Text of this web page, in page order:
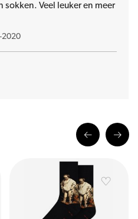
sokken. Veel leuker en meer
2020